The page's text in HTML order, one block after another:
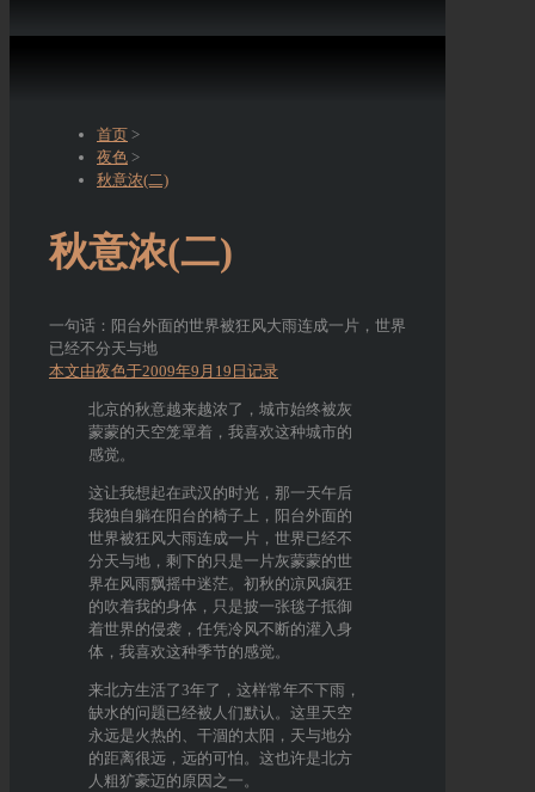
首页 >
夜色 >
秋意浓(二)
秋意浓(二)
一句话：阳台外面的世界被狂风大雨连成一片，世界
已经不分天与地
本文由夜色于2009年9月19日记录
北京的秋意越来越浓了，城市始终被灰
蒙蒙的天空笼罩着，我喜欢这种城市的
感觉。
这让我想起在武汉的时光，那一天午后
我独自躺在阳台的椅子上，阳台外面的
世界被狂风大雨连成一片，世界已经不
分天与地，剩下的只是一片灰蒙蒙的世
界在风雨飘摇中迷茫。初秋的凉风疯狂
的吹着我的身体，只是披一张毯子抵御
着世界的侵袭，任凭冷风不断的灌入身
体，我喜欢这种季节的感觉。
来北方生活了3年了，这样常年不下雨，
缺水的问题已经被人们默认。这里天空
永远是火热的、干涸的太阳，天与地分
的距离很远，远的可怕。这也许是北方
人粗犷豪迈的原因之一。